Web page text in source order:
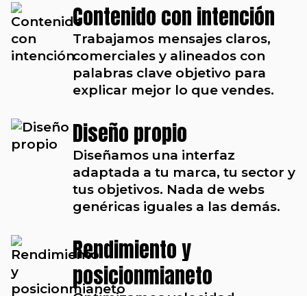
Contenido con intención
Trabajamos mensajes claros,
comerciales y alineados con
palabras clave objetivo para
explicar mejor lo que vendes.
Diseño propio
Diseñamos una interfaz
adaptada a tu marca, tu sector y
tus objetivos. Nada de webs
genéricas iguales a las demás.
Rendimiento y
posicionmianeto